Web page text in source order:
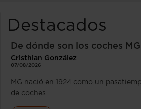
Destacados
De dónde son los coches MG
Cristhian González
07/08/2026
MG nació en 1924 como un
de coches